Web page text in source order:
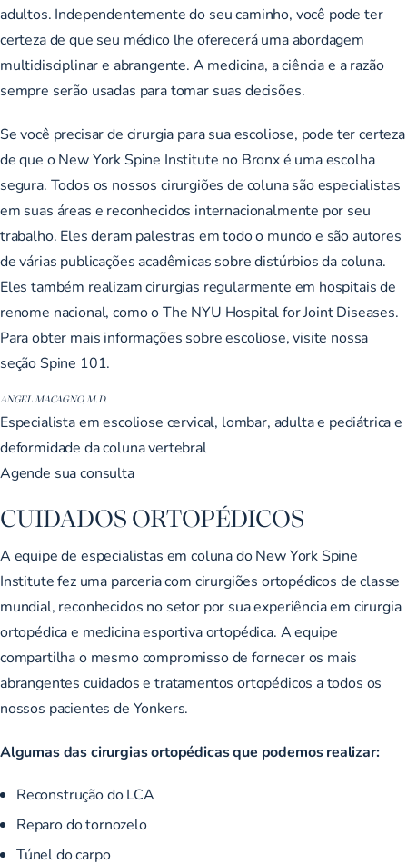
adultos. Independentemente do seu caminho, você pode ter
certeza de que seu médico lhe oferecerá uma abordagem
multidisciplinar e abrangente. A medicina, a ciência e a razão
sempre serão usadas para tomar suas decisões.
Se você precisar de cirurgia para sua escoliose, pode ter certeza
de que o New York Spine Institute no Bronx é uma escolha
segura. Todos os nossos cirurgiões de coluna são especialistas
em suas áreas e reconhecidos internacionalmente por seu
trabalho. Eles deram palestras em todo o mundo e são autores
de várias publicações acadêmicas sobre distúrbios da coluna.
Eles também realizam cirurgias regularmente em hospitais de
renome nacional, como o The NYU Hospital for Joint Diseases.
Para obter mais informações sobre escoliose, visite nossa
seção Spine 101.
ANGEL MACAGNO, M.D.
Especialista em escoliose cervical, lombar, adulta e pediátrica e
deformidade da coluna vertebral
Agende sua consulta
CUIDADOS ORTOPÉDICOS
A equipe de especialistas em coluna do New York Spine
Institute fez uma parceria com cirurgiões ortopédicos de classe
mundial, reconhecidos no setor por sua experiência em cirurgia
ortopédica e medicina esportiva ortopédica. A equipe
compartilha o mesmo compromisso de fornecer os mais
abrangentes cuidados e tratamentos ortopédicos a todos os
nossos pacientes de Yonkers.
Algumas das cirurgias ortopédicas que podemos realizar:
Reconstrução do LCA
Reparo do tornozelo
Túnel do carpo